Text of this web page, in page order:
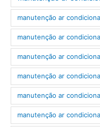
manutenção ar
manutenção ar
manutenção ar
manutenção ar
manutenção ar
manutenção ar